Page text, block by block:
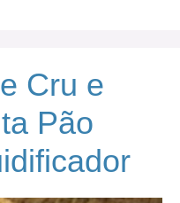
Cru e
Pão